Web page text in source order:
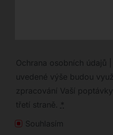
Ochrana osobních údajů
uvedené výše budou
zpracování Vaší
třetí straně. *
Souhlasím